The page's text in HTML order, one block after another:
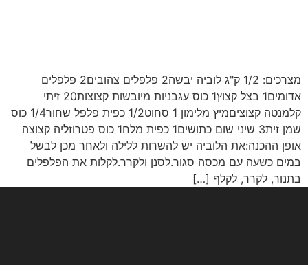
מצרכים: 1/2 ק"ג לוביה יבשה2 פלפלים צהובים2 פלפלים
אדומים1 בצל קצוץ1 כוס עגבניות מיובשות קצוצות20 זיתי
קלמנטה קצוציםמיץ מלימון 1 סחוט1/2 כפית פלפל שחור1/4 כוס
שמן זית3 שיני שום כתושים1 כפית מלח1 כוס פטרוזליה קצוצה
אופן ההכנה:את הלוביה יש להשרות ללילה ולאחר מכן לבשל
במים כשעה עם מכסה סגור.לסנן ולקרר.לקלות את הפלפלים
בתנור, לקרר, לקלף […]